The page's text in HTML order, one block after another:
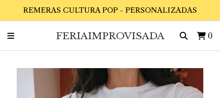
REMERAS CULTURA POP - PERSONALIZADAS
FERIAIMPROVISADA 0